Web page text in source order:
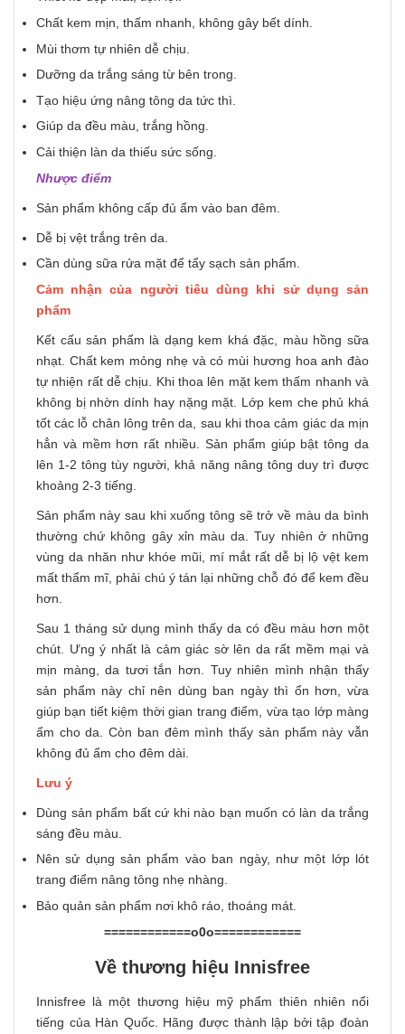
Chất kem mịn, thấm nhanh, không gây bết dính.
Mùi thơm tự nhiên dễ chịu.
Dưỡng da trắng sáng từ bên trong.
Tạo hiệu ứng nâng tông da tức thì.
Giúp da đều màu, trắng hồng.
Cải thiện làn da thiếu sức sống.
Nhược điểm
Sản phẩm không cấp đủ ẩm vào ban đêm.
Dễ bị vệt trắng trên da.
Cần dùng sữa rửa mặt để tẩy sạch sản phẩm.
Cảm nhận của người tiêu dùng khi sử dụng sản
phẩm
Kết cấu sản phẩm là dạng kem khá đặc, màu hồng sữa
nhạt. Chất kem mỏng nhẹ và có mùi hương hoa anh đào
tự nhiện rất dễ chịu. Khi thoa lên mặt kem thấm nhanh và
không bị nhờn dính hay nặng mặt. Lớp kem che phủ khá
tốt các lỗ chân lông trên da, sau khi thoa cảm giác da mịn
hẳn và mềm hơn rất nhiều. Sản phẩm giúp bật tông da
lên 1-2 tông tùy người, khả năng nâng tông duy trì được
khoảng 2-3 tiếng.
Sản phẩm này sau khi xuống tông sẽ trở về màu da bình
thường chứ không gây xỉn màu da. Tuy nhiên ở những
vùng da nhăn như khóe mũi, mí mắt rất dễ bị lộ vệt kem
mất thẩm mĩ, phải chú ý tán lại những chỗ đó để kem đều
hơn.
Sau 1 tháng sử dụng mình thấy da có đều màu hơn một
chút. Ưng ý nhất là cảm giác sờ lên da rất mềm mại và
mịn màng, da tươi tắn hơn. Tuy nhiên mình nhận thấy
sản phẩm này chỉ nên dùng ban ngày thì ổn hơn, vừa
giúp bạn tiết kiệm thời gian trang điểm, vừa tạo lớp màng
ẩm cho da. Còn ban đêm mình thấy sản phẩm này vẫn
không đủ ẩm cho đêm dài.
Lưu ý
Dùng sản phẩm bất cứ khi nào bạn muốn có làn da trắng
sáng đều màu.
Nên sử dụng sản phẩm vào ban ngày, như một lớp lót
trang điểm nâng tông nhẹ nhàng.
Bảo quản sản phẩm nơi khô ráo, thoáng mát.
============o0o============
Về thương hiệu Innisfree
Innisfree là một thương hiệu mỹ phẩm thiên nhiên nổi
tiếng của Hàn Quốc. Hãng được thành lập bởi tập đoàn